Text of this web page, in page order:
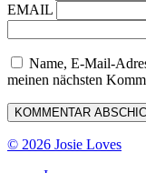
EMAIL
Name, E-Mail-
meinen nächsten
© 2026 Josie Loves